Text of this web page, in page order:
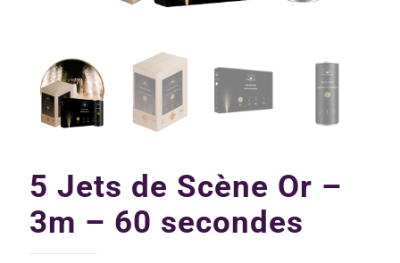
5 Jets de Scène Or –
3m – 60 secondes